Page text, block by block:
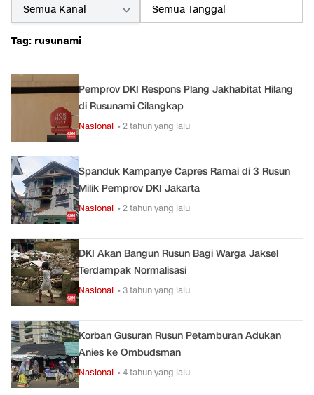
Tag: rusunami
Pemprov DKI Respons Plang Jakhabitat Hilang
di Rusunami Cilangkap
Nasional • 2 tahun yang lalu
Spanduk Kampanye Capres Ramai di 3 Rusun
Milik Pemprov DKI Jakarta
Nasional • 2 tahun yang lalu
DKI Akan Bangun Rusun Bagi Warga Jaksel
Terdampak Normalisasi
Nasional • 3 tahun yang lalu
Korban Gusuran Rusun Petamburan Adukan
Anies ke Ombudsman
Nasional • 4 tahun yang lalu